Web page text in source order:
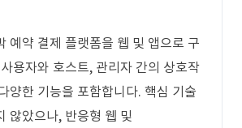
예약 결제 플랫폼을 웹 및 앱으로 구
용자와 호스트, 관리자 간의 상호작
양한 기능을 포함합니다. 핵심 기술
않았으나, 반응형 웹 및